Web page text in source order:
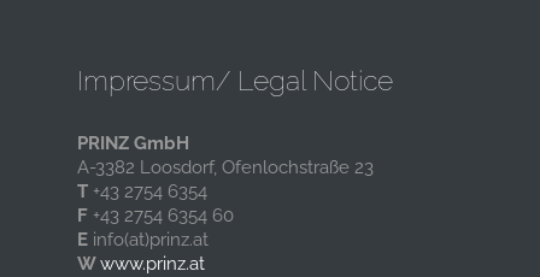
Impressum/ Legal Notice
PRINZ GmbH
A-3382 Loosdorf, Ofenlochstraße 23
T +43 2754 6354
F +43 2754 6354 60
E info(at)prinz.at
Wwww.prinz.at